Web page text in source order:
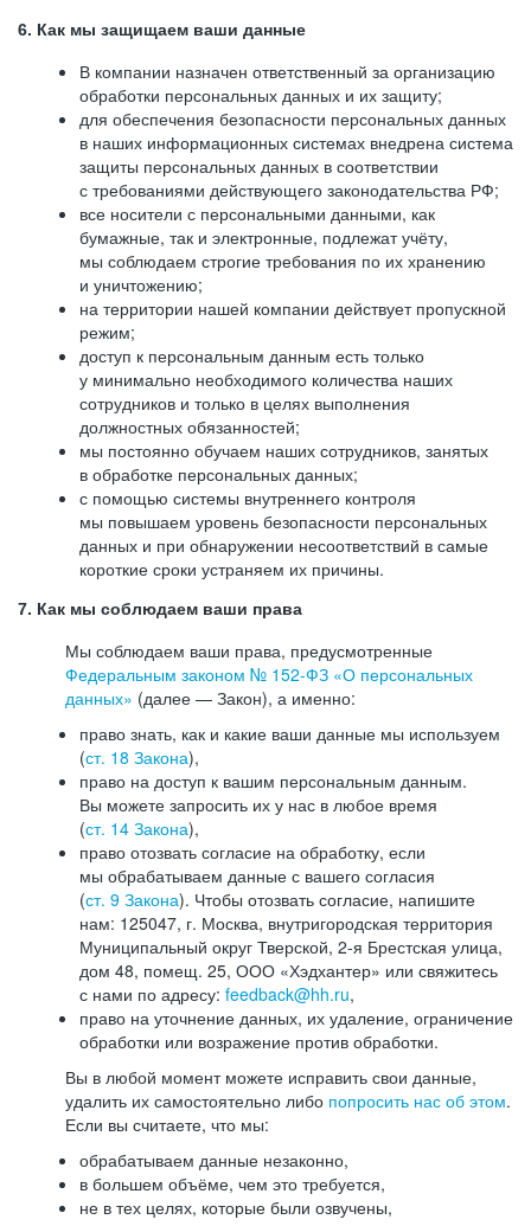
6. Как мы защищаем ваши данные
В компании назначен ответственный за организацию
обработки персональных данных и их защиту;
для обеспечения безопасности персональных данных
в наших информационных системах внедрена система
защиты персональных данных в соответствии
с требованиями действующего законодательства РФ;
все носители с персональными данными, как
бумажные, так и электронные, подлежат учёту,
мы соблюдаем строгие требования по их хранению
и уничтожению;
на территории нашей компании действует пропускной
режим;
доступ к персональным данным есть только
у минимально необходимого количества наших
сотрудников и только в целях выполнения
должностных обязанностей;
мы постоянно обучаем наших сотрудников, занятых
в обработке персональных данных;
с помощью системы внутреннего контроля
мы повышаем уровень безопасности персональных
данных и при обнаружении несоответствий в самые
короткие сроки устраняем их причины.
7. Как мы соблюдаем ваши права
Мы соблюдаем ваши права, предусмотренные
Федеральным законом № 152-ФЗ «О персональных
данных» (далее — Закон), а именно:
право знать, как и какие ваши данные мы используем
(ст. 18 Закона),
право на доступ к вашим персональным данным.
Вы можете запросить их у нас в любое время
(ст. 14 Закона),
право отозвать согласие на обработку, если
мы обрабатываем данные с вашего согласия
(ст. 9 Закона). Чтобы отозвать согласие, напишите
нам: 125047, г. Москва, внутригородская территория
Муниципальный округ Тверской, 2-я Брестская улица,
дом 48, помещ. 25, ООО «Хэдхантер» или свяжитесь
с нами по адресу: feedback@hh.ru,
право на уточнение данных, их удаление, ограничение
обработки или возражение против обработки.
Вы в любой момент можете исправить свои данные,
удалить их самостоятельно либо попросить нас об этом.
Если вы считаете, что мы:
обрабатываем данные незаконно,
в большем объёме, чем это требуется,
не в тех целях, которые были озвучены,